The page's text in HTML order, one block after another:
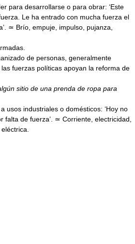
para desarrollarse o para obrar: ‘Este
Le ha entrado con mucha fuerza el
≃ Brío, empuje, impulso, pujanza,
de personas, generalmente
las fuerzas políticas apoyan la reforma de
sitio de una prenda de ropa para
usos industriales o domésticos: ‘Hoy no
falta de fuerza’. ≃ Corriente, electricidad,
eléctrica.